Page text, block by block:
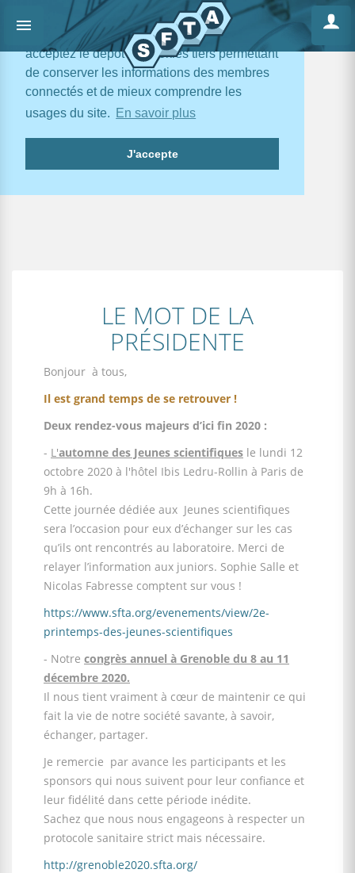
En poursuivant votre navigation, vous
acceptez le dépôt de cookies tiers permettant
de conserver les informations des membres
connectés et de mieux comprendre les
usages du site.
En savoir plus
J'accepte
LE MOT DE LA
PRÉSIDENTE
Bonjour à tous,
Il est grand temps de se retrouver !
Deux rendez-vous majeurs d’ici fin 2020 :
- L'automne des Jeunes scientifiques le lundi 12
octobre 2020 à l'hôtel Ibis Ledru-Rollin à Paris de
9h à 16h.
Cette journée dédiée aux Jeunes scientifiques
sera l’occasion pour eux d’échanger sur les cas
qu’ils ont rencontrés au laboratoire. Merci de
relayer l’information aux juniors. Sophie Salle et
Nicolas Fabresse comptent sur vous !
https://www.sfta.org/evenements/view/2e-
printemps-des-jeunes-scientifiques
- Notre congrès annuel à Grenoble du 8 au 11
décembre 2020.
Il nous tient vraiment à cœur de maintenir ce qui
fait la vie de notre société savante, à savoir,
échanger, partager.
Je remercie par avance les participants et les
sponsors qui nous suivent pour leur confiance et
leur fidélité dans cette période inédite.
Sachez que nous nous engageons à respecter un
protocole sanitaire strict mais nécessaire.
http://grenoble2020.sfta.org/